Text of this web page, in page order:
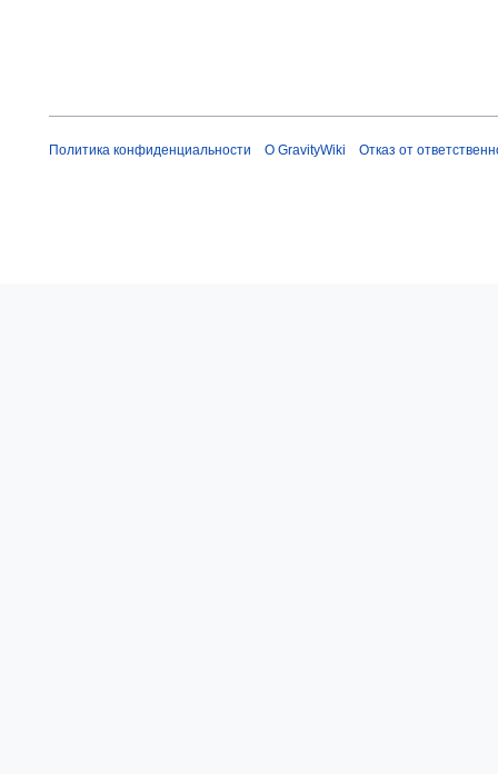
Политика конфиденциальности О GravityWiki Отказ от